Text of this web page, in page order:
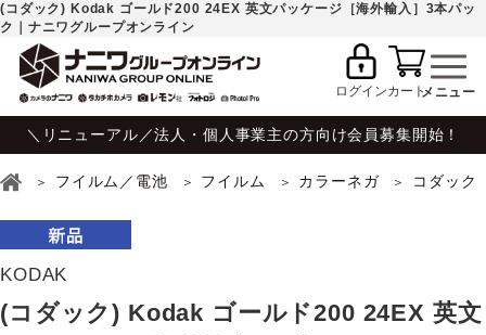
(コダック) Kodak ゴールド200 24EX 英文パッケージ［海外輸入］3本パッ
ク｜ナニワグループオンライン
ログインカート
＼リニューアル／法人・個人事業主の方向け会員募集開始！
フイルム／電池 フイルム カラーネガ コダック
KODAK
(コダック) Kodak ゴールド200 24EX 英文